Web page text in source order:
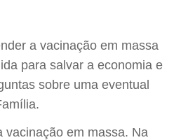
a vacinação em massa
para salvar a economia e
sobre uma eventual
vacinação em massa. Na